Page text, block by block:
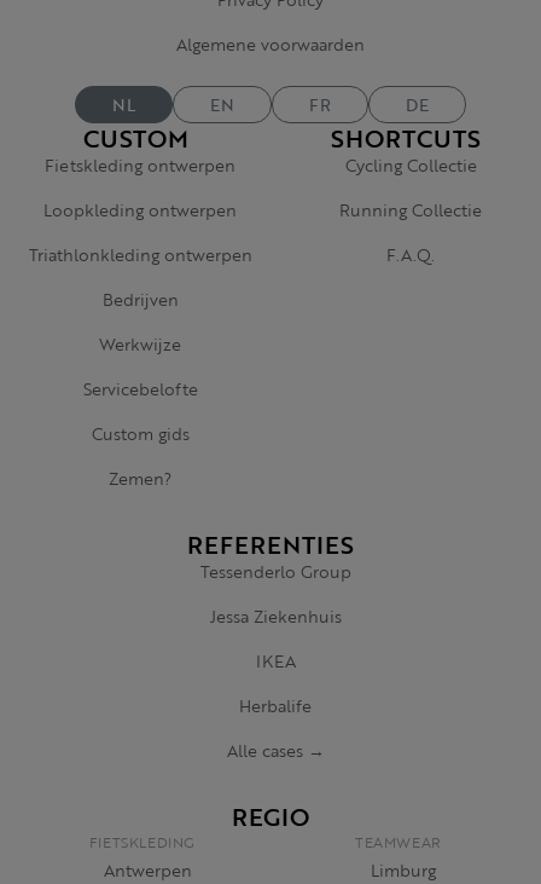
CUSTOM
Fietskleding ontwerpen
Loopkleding ontwerpen
Triathlonkleding ontwerpen
Bedrijven
Werkwijze
Servicebelofte
Custom gids
Zemen?
SHORTCUTS
Cycling Collectie
Running Collectie
F.A.Q.
REFERENTIES
Tessenderlo Group
Jessa Ziekenhuis
IKEA
Herbalife
Alle cases →
REGIO
FIETSKLEDING
Antwerpen
TEAMWEAR
Limburg
Algemene voorwaarden
NL EN FR DE